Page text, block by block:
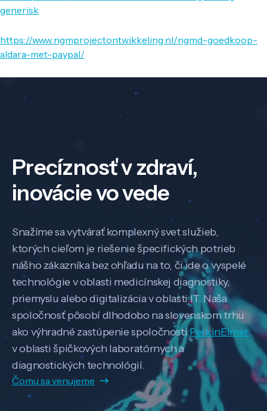
generisk
https://www.ngmprojectontwikkeling.nl/ngmd-goedkoop-
aldara-met-paypal/
Precíznosť v zdraví,
inovácie vo vede
Snažíme sa vytvárať komplexný svet služieb,
ktorých cieľom je riešenie špecifických potrieb
nášho zákazníka bez ohľadu na to, či ide o vyspelé
technológie v oblasti medicínskej diagnostiky,
priemyslu alebo digitalizácia v oblasti IT. Naša
spoločnosť pôsobí dlhodobo na slovenskom trhu
ako výhradné zastúpenie spoločnostiPerkinElmer
v oblasti špičkových laboratórnych a
diagnostických technológií.
Čomu sa venujeme